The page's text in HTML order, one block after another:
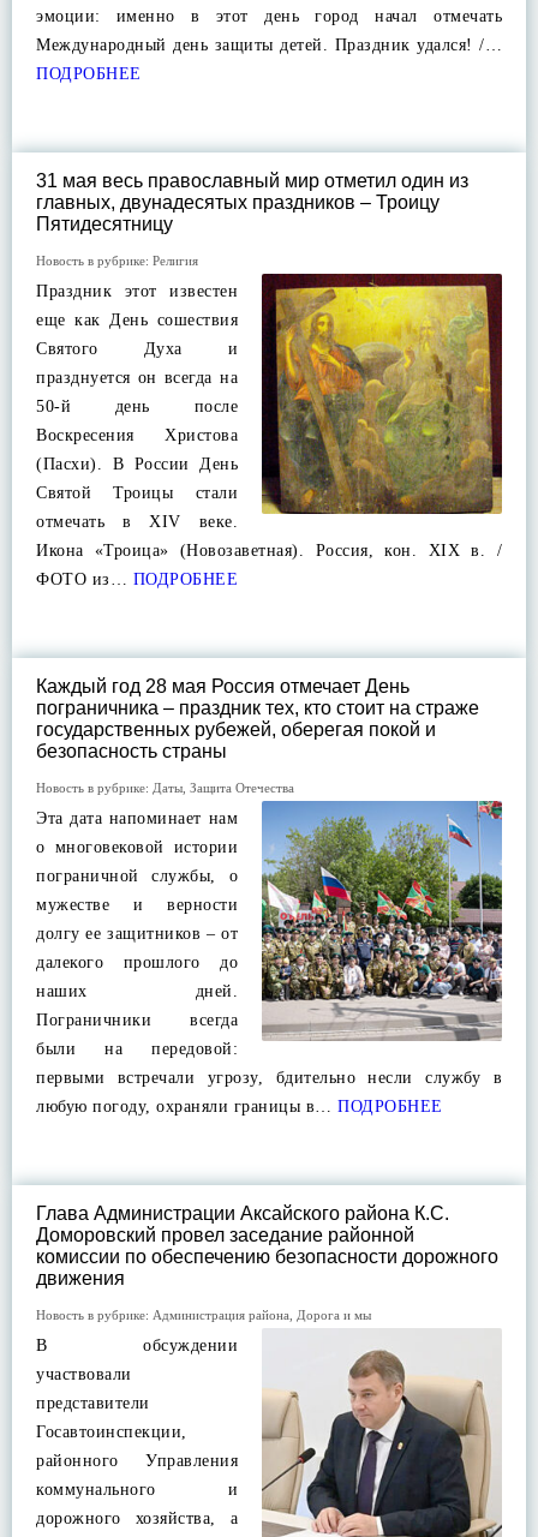
эмоции: именно в этот день город начал отмечать
Международный день защиты детей. Праздник удался! /…
ПОДРОБНЕЕ
31 мая весь православный мир отметил один из
главных, двунадесятых праздников – Троицу
Пятидесятницу
Новость в рубрике: Религия
Праздник этот известен
еще как День сошествия
Святого Духа и
празднуется он всегда на
50-й день после
Воскресения Христова
(Пасхи). В России День
Святой Троицы стали
отмечать в XIV веке.
Икона «Троица» (Новозаветная). Россия, кон. XIX в. /
ФОТО из… ПОДРОБНЕЕ
Каждый год 28 мая Россия отмечает День
пограничника – праздник тех, кто стоит на страже
государственных рубежей, оберегая покой и
безопасность страны
Новость в рубрике: Даты Защита Отечества
Эта дата напоминает нам
о многовековой истории
пограничной службы, о
мужестве и верности
долгу ее защитников – от
далекого прошлого до
наших дней.
Пограничники всегда
были на передовой:
первыми встречали угрозу, бдительно несли службу в
любую погоду, охраняли границы в… ПОДРОБНЕЕ
Глава Администрации Аксайского района К.С.
Доморовский провел заседание районной
комиссии по обеспечению безопасности дорожного
движения
Новость в рубрике: Администрация района Дорога и мы
В обсуждении
участвовали
представители
Госавтоинспекции,
районного Управления
коммунального и
дорожного хозяйства, а